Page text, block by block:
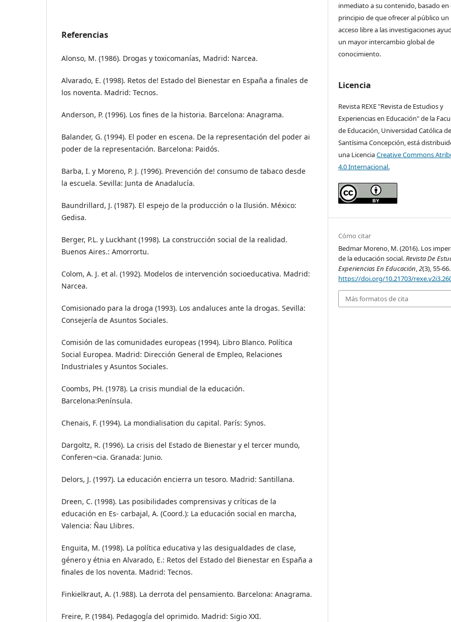
Referencias
Alonso, M. (1986). Drogas y toxicomanías, Madrid: Narcea.
Alvarado, E. (1998). Retos de! Estado del Bienestar en España a finales de
los noventa. Madrid: Tecnos.
Anderson, P. (1996). Los fines de la historia. Barcelona: Anagrama.
Balander, G. (1994). El poder en escena. De la representación del poder ai
poder de la representación. Barcelona: Paidós.
Barba, I. y Moreno, P. J. (1996). Prevención de! consumo de tabaco desde
la escuela. Sevilla: Junta de Anadalucía.
Baundrillard, J. (1987). El espejo de la producción o la Ilusión. México:
Gedisa.
Berger, P.L. y Luckhant (1998). La construcción social de la realidad.
Buenos Aires.: Amorrortu.
Colom, A. J. et al. (1992). Modelos de intervención socioeducativa. Madrid:
Narcea.
Comisionado para la droga (1993). Los andaluces ante la drogas. Sevilla:
Consejería de Asuntos Sociales.
Comisión de las comunidades europeas (1994). Libro Blanco. Política
Social Europea. Madrid: Dirección General de Empleo, Relaciones
Industriales y Asuntos Sociales.
Coombs, PH. (1978). La crisis mundial de la educación.
Barcelona:Península.
Chenais, F. (1994). La mondialisation du capital. París: Synos.
Dargoltz, R. (1996). La crisis del Estado de Bienestar y el tercer mundo,
Conferen¬cia. Granada: Junio.
Delors, J. (1997). La educación encierra un tesoro. Madrid: Santillana.
Dreen, C. (1998). Las posibilidades comprensivas y críticas de la
educación en Es- carbajal, A. (Coord.): La educación social en marcha,
Valencia: Ñau Llibres.
Enguita, M. (1998). La política educativa y las desigualdades de clase,
género y étnia en Alvarado, E.: Retos del Estado del Bienestar en España a
finales de los noventa. Madrid: Tecnos.
Finkielkraut, A. (1.988). La derrota del pensamiento. Barcelona: Anagrama.
Freire, P. (1984). Pedagogía del oprimido. Madrid: Sigio XXI.
inmediato a su contenido, basado en
principio de que ofrecer al público un
acceso libre a las investigaciones
un mayor intercambio global de
conocimiento.
Licencia
Revista REXE "Revista de Estudios y
Experiencias en Educación" de la
de Educación, Universidad Católica
Santísima Concepción, está
una LicenciaCreative Commons
4.0 Internacional.
Cómo citar
Bedmar Moreno, M. (2016). Los
de la educación social.Revista De
Experiencias En Educación,2(3), 55-66.
https://doi.org/10.21703/
Más formatos de cita